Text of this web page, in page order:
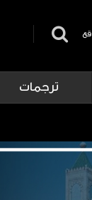
ترجمات